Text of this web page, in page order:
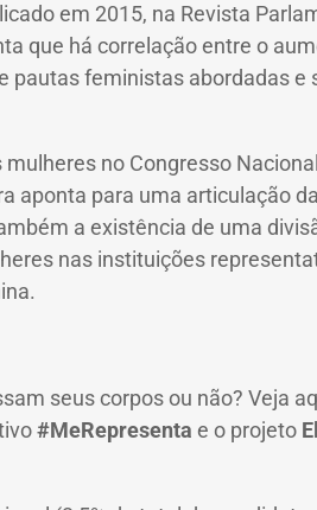
em 2015, na Revista
que há correlação entre o
pautas feministas abordadas e
no Congresso
aponta para uma articulação
a existência de uma
nas instituições
seus corpos ou não? Veja
#MeRepresenta e o projeto